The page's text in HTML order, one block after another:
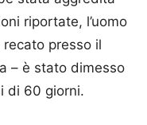
riportate, l’uomo
presso il
– è stato dimesso
di 60 giorni.